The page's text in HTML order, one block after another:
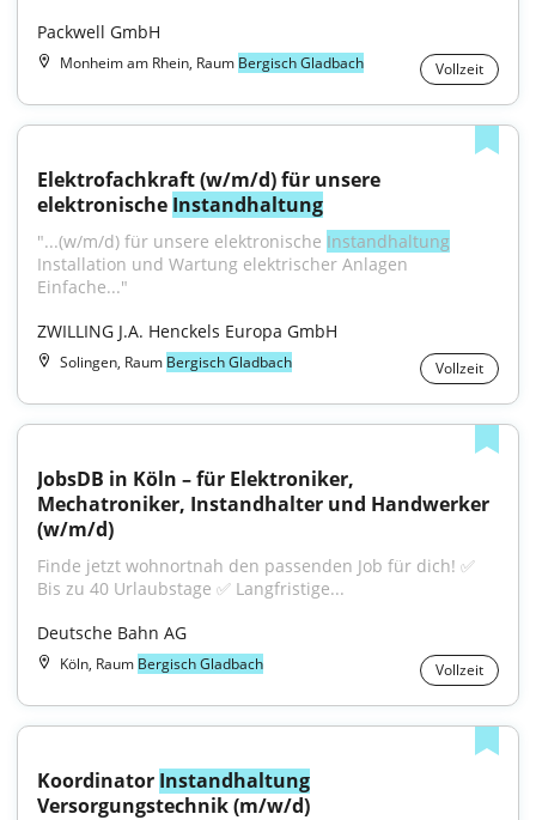
Packwell GmbH
Monheim am Rhein, Raum Bergisch Gladbach Vollzeit
Elektrofachkraft (w/m/d) für unsere
elektronische Instandhaltung
"...(w/m/d) für unsere elektronische Instandhaltung
Installation und Wartung elektrischer Anlagen
Einfache..."
ZWILLING J.A. Henckels Europa GmbH
Solingen, Raum Bergisch Gladbach Vollzeit
JobsDB in Köln – für Elektroniker,
Mechatroniker, Instandhalter und Handwerker
(w/m/d)
Finde jetzt wohnortnah den passenden Job für dich! ✅
Bis zu 40 Urlaubstage ✅ Langfristige...
Deutsche Bahn AG
Köln, Raum Bergisch Gladbach Vollzeit
Koordinator Instandhaltung
Versorgungstechnik (m/w/d)